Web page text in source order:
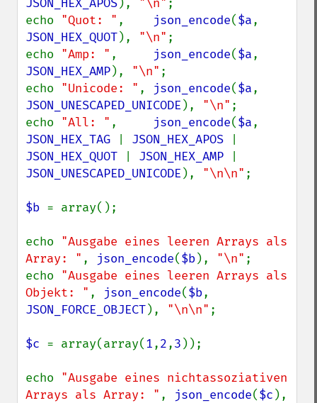
JSON_HEX_APOS), "\n" ;
echo "Quot: " , json_encode($a
JSON_HEX_QUOT), "\n" ;
echo "Amp: " , json_encode($a
JSON_HEX_AMP), "\n" ;
echo "Unicode: " , json_encode($a
JSON_UNESCAPED_UNICODE ), "\n" ;
echo "All: " , json_encode($a
JSON_HEX_TAG
JSON_HEX_APOS
JSON_HEX_QUOT
JSON_HEX_AMP
JSON_UNESCAPED_UNICODE ), "\n\n" ;
$b = array();
echo "Ausgabe eines leeren Arrays als
Array: " , json_encode($b), "\n" ;
echo "Ausgabe eines leeren Arrays als
Objekt: " , json_encode($b
JSON_FORCE_OBJECT), "\n\n" ;
$c = array(array(1,2,3 ));
echo "Ausgabe eines nichtassoziativen
Arrays als Array: " , json_encode($c